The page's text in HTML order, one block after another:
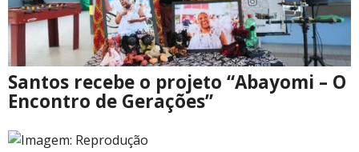
Santos recebe o projeto “Abayomi – O
Encontro de Gerações”